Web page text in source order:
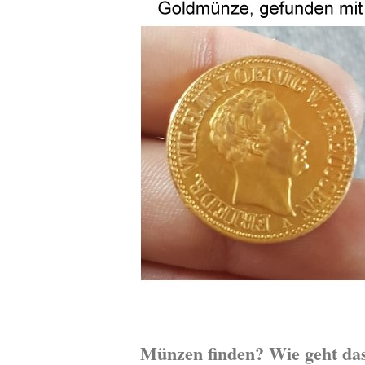
Münzen finden? Wie geht